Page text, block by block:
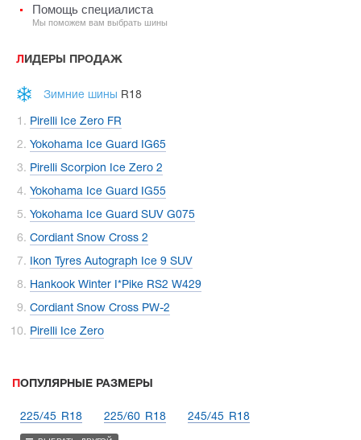
Помощь специалиста
Мы поможем вам выбрать шины
ЛИДЕРЫ ПРОДАЖ
Зимние шины R18
Pirelli Ice Zero FR
Yokohama Ice Guard IG65
Pirelli Scorpion Ice Zero 2
Yokohama Ice Guard IG55
Yokohama Ice Guard SUV G075
Cordiant Snow Cross 2
Ikon Tyres Autograph Ice 9 SUV
Hankook Winter I*Pike RS2 W429
Cordiant Snow Cross PW-2
Pirelli Ice Zero
ПОПУЛЯРНЫЕ РАЗМЕРЫ
225/45 R18 225/60 R18 245/45 R18